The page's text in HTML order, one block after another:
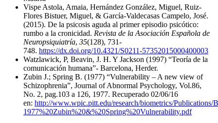
Vispe Astola, Amaia, Hernández González, Miguel, Ruiz-
Flores Bistuer, Miguel, & García-Valdecasas Campelo, José.
(2015). De la psicosis aguda al primer episodio psicótico:
rumbo a la cronicidad. Revista de la Asociación Española de
Neuropsiquiatría, 35(128), 731-
748. https://dx.doi.org/10.4321/S0211-57352015000400003
Watzlawick, P, Beavin, J. H. Y Jackson (1997) “Teoría de la
comunicación humana”- Barcelona, Herder.
Zubin J.; Spring B. (1977) “Vulnerability – A new view of
Schizophrenia”, Journal of Abnormal Psychology, Vol.86,
No. 2, pag.103 a 126, 1977. Recuperado 02/06/16
en: http://www.wpic.pitt.edu/research/biometrics/
1977%20Zubin%20&%20Spring%20Vulnerability.pdf